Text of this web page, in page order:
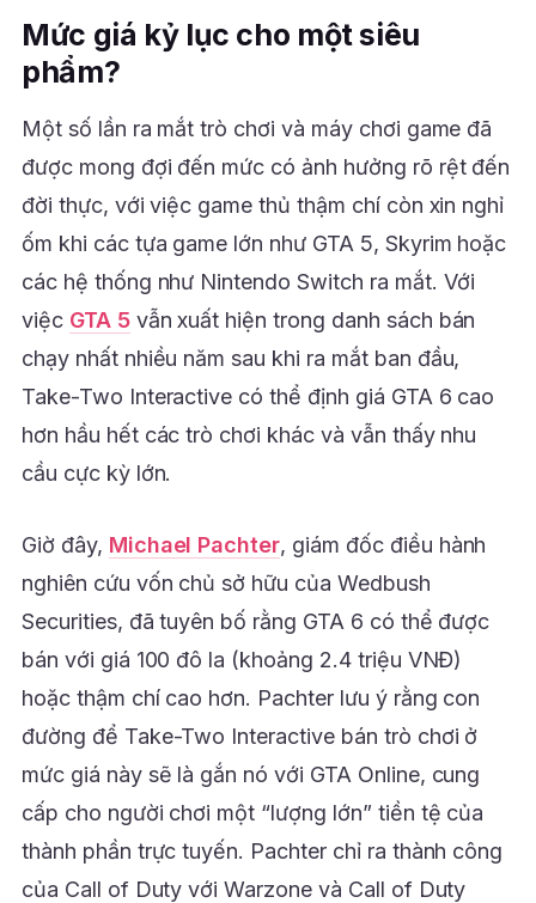
Mức giá kỷ lục cho một siêu
phẩm?
Một số lần ra mắt trò chơi và máy chơi game đã
được mong đợi đến mức có ảnh hưởng rõ rệt đến
đời thực, với việc game thủ thậm chí còn xin nghỉ
ốm khi các tựa game lớn như GTA 5, Skyrim hoặc
các hệ thống như Nintendo Switch ra mắt. Với
việc GTA 5vẫn xuất hiện trong danh sách bán
chạy nhất nhiều năm sau khi ra mắt ban đầu,
Take-Two Interactive có thể định giá GTA 6 cao
hơn hầu hết các trò chơi khác và vẫn thấy nhu
cầu cực kỳ lớn.
Giờ đây, Michael Pachter, giám đốc điều hành
nghiên cứu vốn chủ sở hữu của Wedbush
Securities, đã tuyên bố rằng GTA 6 có thể được
bán với giá 100 đô la (khoảng 2.4 triệu VNĐ)
hoặc thậm chí cao hơn. Pachter lưu ý rằng con
đường để Take-Two Interactive bán trò chơi ở
mức giá này sẽ là gắn nó với GTA Online, cung
cấp cho người chơi một “lượng lớn” tiền tệ của
thành phần trực tuyến. Pachter chỉ ra thành công
của Call of Duty với Warzone và Call of Duty